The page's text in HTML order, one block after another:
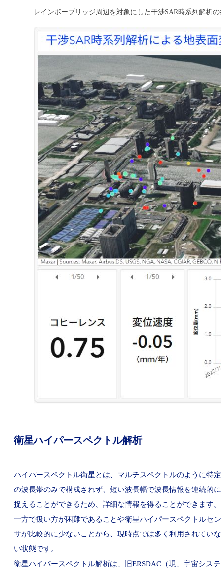
レインボーブリッジ周辺を対象にした干渉SAR時系列解析
衛星ハイパースペクトル解析
ハイパースペクトル衛星とは、マルチスペクトルのように特定
の波長帯のみで構成されず、短い波長幅で波長情報を連続的に
捉えることができるため、詳細な情報を得ることができます。
一方で扱い方が困難であることや衛星ハイパースペクトルセン
サが比較的に少ないことから、現時点では多く利用されていな
い状態です。
衛星ハイパースペクトル解析は、旧ERSDAC（現、宇宙システ